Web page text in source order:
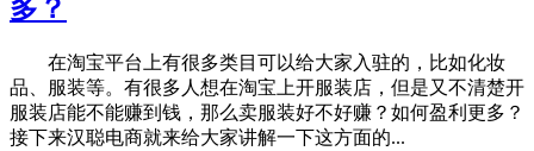
多？
在淘宝平台上有很多类目可以给大家入驻的，比如化妆
品、服装等。有很多人想在淘宝上开服装店，但是又不清楚开
服装店能不能赚到钱，那么卖服装好不好赚？如何盈利更多？
接下来汉聪电商就来给大家讲解一下这方面的...